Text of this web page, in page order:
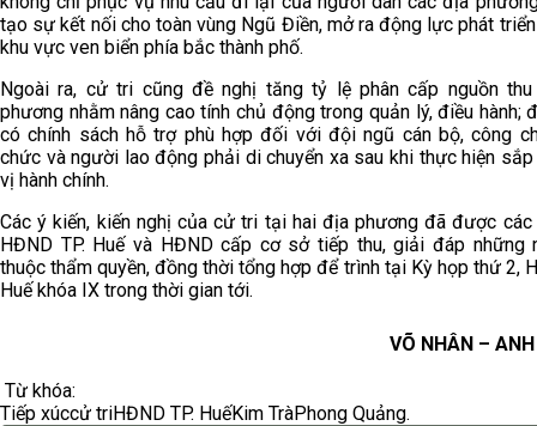
tạo sự kết nối cho toàn vùng Ngũ Điền, mở ra động lực phát
khu vực ven biển phía bắc thành phố.
Ngoài ra, cử tri cũng đề nghị tăng tỷ lệ phân cấp nguồn
phương nhằm nâng cao tính chủ động trong quản lý, điều hành;
có chính sách hỗ trợ phù hợp đối với đội ngũ cán bộ, công
chức và người lao động phải di chuyển xa sau khi thực hiện
vị hành chính.
Các ý kiến, kiến nghị của cử tri tại hai địa phương đã được
HĐND TP. Huế và HĐND cấp cơ sở tiếp thu, giải đáp những
thuộc thẩm quyền, đồng thời tổng hợp để trình tại Kỳ họp thứ 2,
Huế khóa IX trong thời gian tới.
VÕ NHÂN –
Từ khóa:
Tiếp xúccử triHĐND TP. HuếKim TràPhong Quảng.